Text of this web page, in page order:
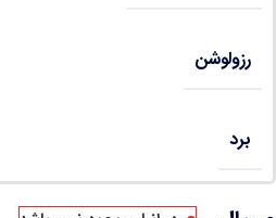
رزولوشن
برد